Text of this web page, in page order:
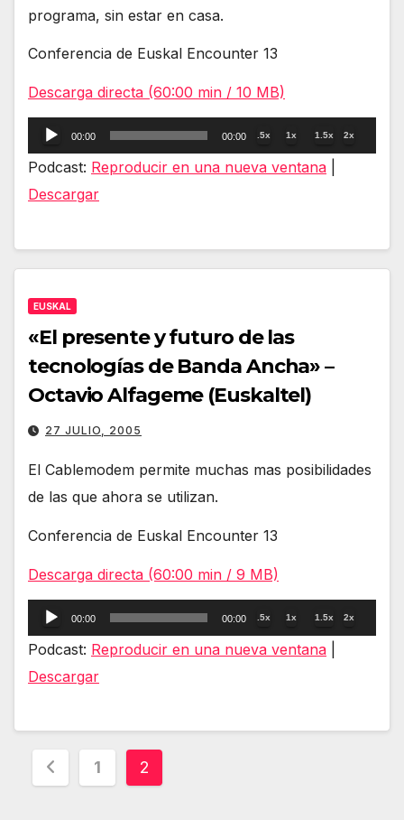
programa, sin estar en casa.
Conferencia de Euskal Encounter 13
Descarga directa (60:00 min / 10 MB)
Reproductor
de
audio
00:00 00:00 .5x 1x 1.5x 2x
Podcast: Reproducir en una nueva ventana
Descargar
EUSKAL
«El presente y futuro de las
tecnologías de Banda Ancha» –
Octavio Alfageme (Euskaltel)
27 JULIO, 2005
El Cablemodem permite muchas mas posibilidades
de las que ahora se utilizan.
Conferencia de Euskal Encounter 13
Descarga directa (60:00 min / 9 MB)
Reproductor
de
00:00 00:00 .5x 1x 1.5x 2x
Podcast: Reproducir en una nueva ventana
Descargar
Paginación
1 2